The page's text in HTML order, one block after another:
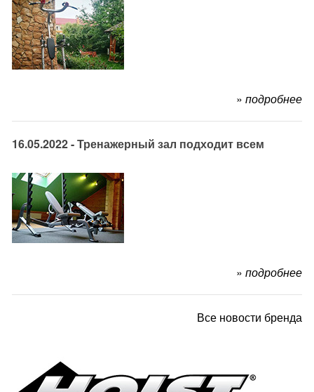
» подробнее
16.05.2022 - Тренажерный зал подходит всем
» подробнее
Все новости бренда